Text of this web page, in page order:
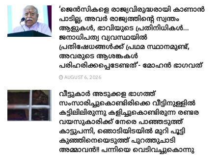
‘ജെൻസികളെ രാജ്യവിരുദ്ധരായി കാണാൻ
പാടില്ല, അവർ രാജ്യത്തിന്റെ സ്വന്തം
ആളുകൾ, ഭാവിയുടെ പ്രതിനിധികൾ…
ജനാധിപത്യ വ്യവസ്ഥയിൽ
പ്രതിഷേധങ്ങൾക്ക് പ്രഥമ സ്ഥാനമുണ്ട്,
അവരുടെ ആശങ്കകൾ
പരിഹരിക്കപ്പെടേണ്ടത്’- മോഹൻ ഭാ​ഗവത്
AUGUST 6, 2026
വീട്ടുകാർ അ‌ടുക്കള ഭാ​ഗത്ത്
സംസാരിച്ചുകൊണ്ടിരിക്കെ വീട്ടിനുള്ളിൽ
കട്ടിലിലിരുന്നു കളിച്ചുകൊണ്ടിരുന്ന രണ്ടര
വയസുകാരിക്ക് നേരെ പാഞ്ഞടുത്ത്
കാട്ടുപന്നി, ‍ഞൊടിയി‌ടയിൽ മുറി പൂട്ടി
കുഞ്ഞിനെയെടുത്ത് പുറത്തുചാടി
അമ്മാവൻ!! പന്നിയെ വെടിവച്ചുകൊന്നു